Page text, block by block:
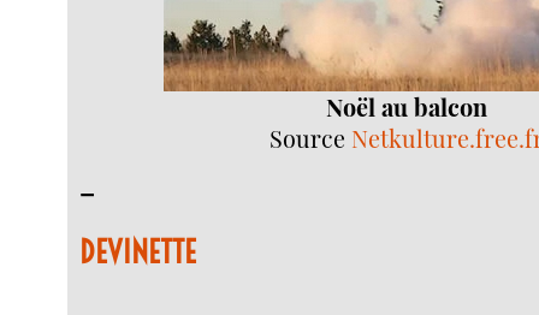
Noël au balcon
Source
–
DEVINETTE